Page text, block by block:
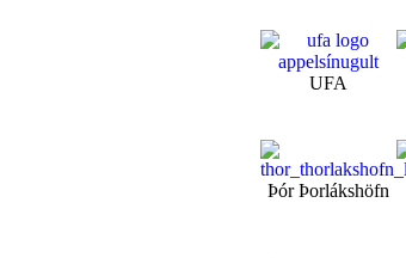
UFA
Þór Þorlákshöfn